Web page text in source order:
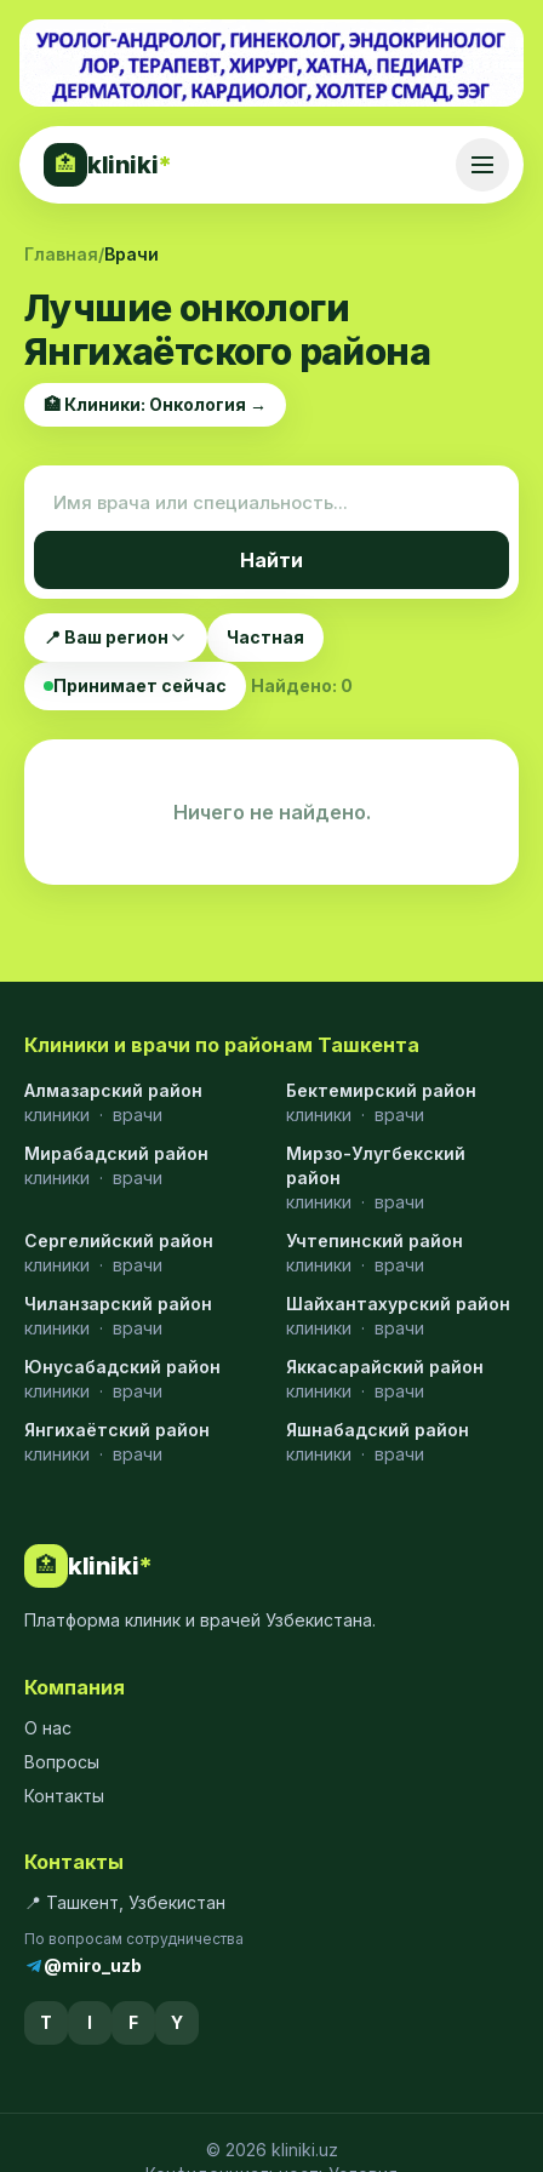
🏥 kliniki*
Главная/Врачи
Лучшие онкологи
Янгихаётского района
🏥 Клиники: Онкология →
Найти
📍 Ваш регион Частная
Принимает сейчас Найдено: 0
Ничего не найдено.
Клиники и врачи по районам Ташкента
Алмазарский район
клиники · врачи
Бектемирский район
клиники · врачи
Мирабадский район
клиники · врачи
Мирзо-Улугбекский
район
клиники · врачи
Сергелийский район
клиники · врачи
Учтепинский район
клиники · врачи
Чиланзарский район
клиники · врачи
Шайхантахурский район
клиники · врачи
Юнусабадский район
клиники · врачи
Яккасарайский район
клиники · врачи
Янгихаётский район
клиники · врачи
Яшнабадский район
клиники · врачи
🏥 kliniki*
Платформа клиник и врачей Узбекистана.
Компания
О нас
Вопросы
Контакты
Контакты
📍 Ташкент, Узбекистан
По вопросам сотрудничества
@miro_uzb
T I F Y
© 2026 kliniki.uz